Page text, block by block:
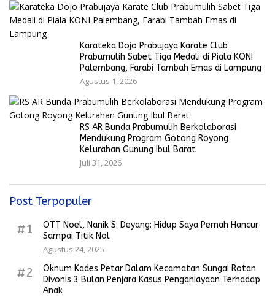
Karateka Dojo Prabujaya Karate Club
Prabumulih Sabet Tiga Medali di Piala KONI
Palembang, Farabi Tambah Emas di Lampung
Agustus 1, 2026
RS AR Bunda Prabumulih Berkolaborasi
Mendukung Program Gotong Royong
Kelurahan Gunung Ibul Barat
Juli 31, 2026
Post Terpopuler
#1
OTT Noel, Nanik S. Deyang: Hidup Saya Pernah Hancur
Sampai Titik Nol
Agustus 24, 2025
#2
Oknum Kades Petar Dalam Kecamatan Sungai Rotan
Divonis 3 Bulan Penjara Kasus Penganiayaan Terhadap
Anak